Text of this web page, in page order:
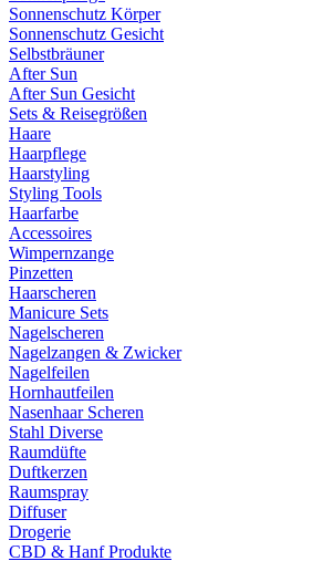
Sonnenschutz Körper
Sonnenschutz Gesicht
Selbstbräuner
After Sun
After Sun Gesicht
Sets & Reisegrößen
Haare
Haarpflege
Haarstyling
Styling Tools
Haarfarbe
Accessoires
Wimpernzange
Pinzetten
Haarscheren
Manicure Sets
Nagelscheren
Nagelzangen & Zwicker
Nagelfeilen
Hornhautfeilen
Nasenhaar Scheren
Stahl Diverse
Raumdüfte
Duftkerzen
Raumspray
Diffuser
Drogerie
CBD & Hanf Produkte